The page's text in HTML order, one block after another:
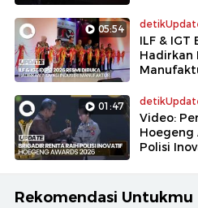
05:54
ILF & IGT
Hadirkan
01:47
Video:
Hoegeng
Polisi
Rekomendasi Untukmu